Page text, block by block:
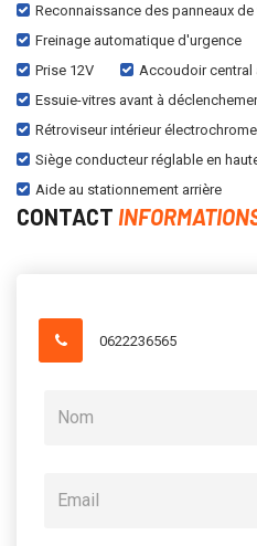
Reconnaissance des panneaux
Freinage automatique d'urgence
Prise 12V
Accoudoir central
Essuie-vitres avant à
Rétroviseur intérieur électrochrome
Siège conducteur réglable en
Aide au stationnement arrière
CONTACT
0622236565